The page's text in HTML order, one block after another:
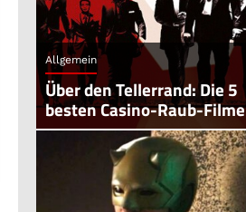
Allgemein
Über den Tellerrand: Die 5
besten Casino-Raub-Filme